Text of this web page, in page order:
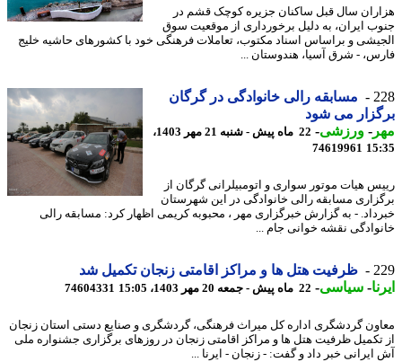
سال قبل ساکنان جزیره کوچک قشم در
ایران، به دلیل برخورداری از موقعیت سوق
و براساس اسناد مکتوب، تعاملات فرهنگی خود با کشورهای حاشیه خلیج
- شرق آسیا، هندوستان ...
مسابقه رالی خانوادگی در گرگان
می شود
-ورزشی-
22 ماه پیش - شنبه 21 مهر 1403،
74619961
هیات موتور سواری و اتومبیلرانی گرگان از
مسابقه رالی خانوادگی در این شهرستان
- به گزارش خبرگزاری مهر ، محبوبه کریمی اظهار کرد: مسابقه رالی
نقشه خوانی جام ...
ظرفیت هتل ها و مراکز اقامتی زنجان تکمیل شد
-سیاسی-22 ماه پیش - جمعه 20 مهر 1403، 15:05 74604331
گردشگری اداره کل میراث فرهنگی، گردشگری و صنایع دستی استان زنجان
ظرفیت هتل ها و مراکز اقامتی زنجان در روزهای برگزاری جشنواره ملی
خبر داد و گفت: - زنجان - ایرنا ...